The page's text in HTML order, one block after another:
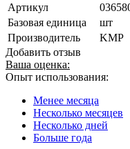
Артикул
Базовая единица
шт
Производитель
KMP
Добавить отзыв
Ваша оценка:
Опыт использования:
Менее месяца
Несколько месяцев
Несколько дней
Больше года